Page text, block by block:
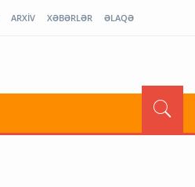
ARXİV XƏBƏRLƏR ƏLAQƏ